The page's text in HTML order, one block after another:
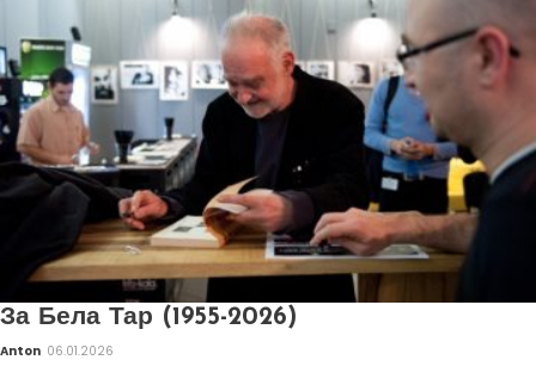
За Бела Тар (1955-2026)
Anton 06.01.2026